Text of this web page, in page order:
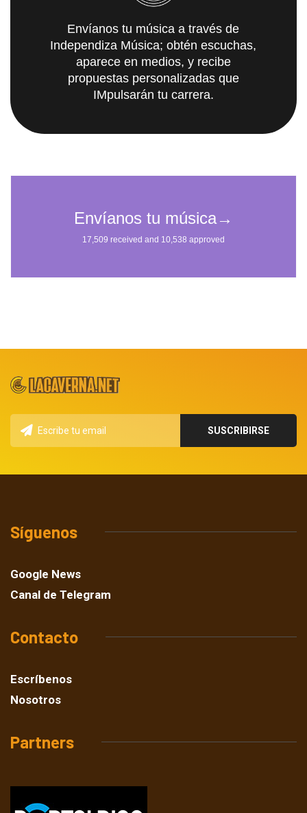
Envíanos tu música a través de
Independiza Música; obtén escuchas,
aparece en medios, y recibe
propuestas personalizadas que
IMpulsarán tu carrera.
Síguenos
Google News
Canal de Telegram
Contacto
Escríbenos
Nosotros
Partners